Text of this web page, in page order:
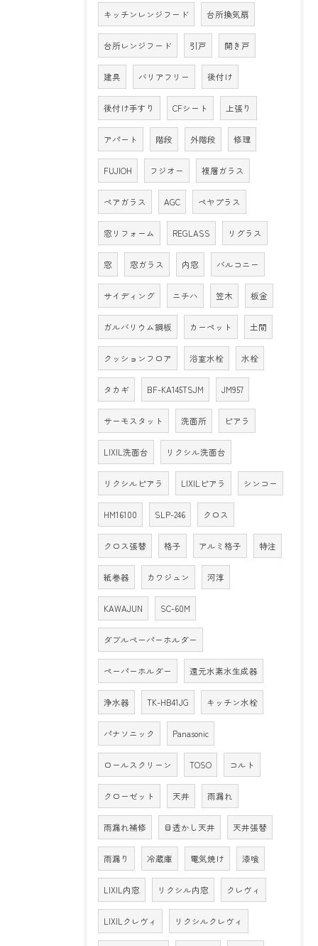
キッチンレンジフード 台所換気扇
台所レンジフード 引戸 開き戸
建具 バリアフリー 後付け
後付け手すり CFシート 上張り
アパート 階段 外階段 修理
FUJIOH フジオー 複層ガラス
ペアガラス AGC ペヤプラス
窓リフォーム REGLASS リグラス
窓 窓ガラス 内窓 バルコニー
サイディング ニチハ 笠木 板金
ガルバリウム鋼板 カーペット 土間
クッションフロア 浴室水栓 水栓
タカギ BF-KA145TSJM JM957
サーモスタット 洗面所 ピアラ
LIXIL洗面台 リクシル洗面台
リクシルピアラ LIXILピアラ シンコー
HM16100 SLP-246 クロス
クロス張替 格子 アルミ格子 特注
紙巻器 カワジュン 河淳
KAWAJUN SC-60M
ダブルペーパーホルダー
ペーパーホルダー 還元水素水生成器
浄水器 TK-HB41JG キッチン水栓
パナソニック Panasonic
ロールスクリーン TOSO コルト
クローゼット 天井 雨漏れ
雨漏れ補修 目透かし天井 天井張替
雨漏り 冷蔵庫 電気焼け 漆喰
LIXIL内窓 リクシル内窓 クレヴィ
LIXILクレヴィ リクシルクレヴィ